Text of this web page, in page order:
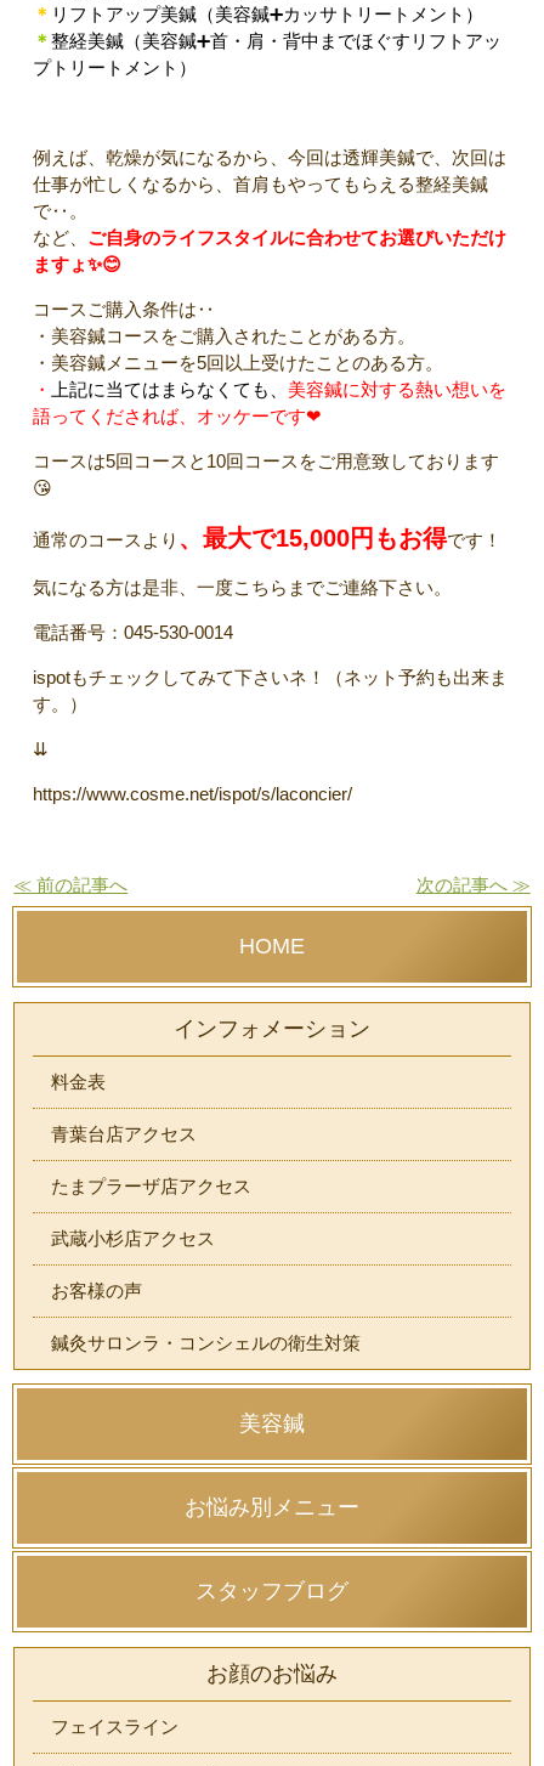
＊ リフトアップ美鍼 （美容鍼➕カッサトリートメント）
＊ 整経美鍼 （美容鍼➕首・肩・背中までほぐすリフトアッ
プトリートメント）
例えば、乾燥が気になるから、今回は透輝美鍼で、次回は
仕事が忙しくなるから、首肩もやってもらえる整経美鍼
で‥。
など、 ご自身のライフスタイルに合わせてお選びいただけ
ますょ✨😊
コースご購入条件は‥
・美容鍼コースをご購入されたことがある方。
・美容鍼メニューを5回以上受けたことのある方。
・
上記に当てはまらなくても、 美容鍼に対する熱い想いを
語ってくだされば、オッケーです❤
コースは5回コースと10回コースをご用意致しております
😘
通常のコースより 、最大で15,000円もお得です！
気になる方は是非、一度こちらまでご連絡下さい。
電話番号：045-530-0014
ispotもチェックしてみて下さいネ！（ネット予約も出来ま
す。）
⇊
https://www.cosme.net/ispot/s/laconcier/
≪ 前の記事へ 次の記事へ ≫
HOME
インフォメーション
料金表
青葉台店アクセス
たまプラーザ店アクセス
武蔵小杉店アクセス
お客様の声
鍼灸サロンラ・コンシェルの衛生対策
美容鍼
お悩み別メニュー
スタッフブログ
お顔のお悩み
フェイスライン